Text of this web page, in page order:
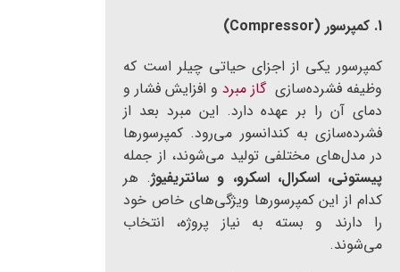
1. کمپرسور (Compressor)
کمپرسور یکی از اجزای حیاتی چیلر است که
وظیفه فشرده‌سازیگاز مبرد و افزایش فشار و
دمای آن را بر عهده دارد. این مبرد بعد از
فشرده‌سازی به کندانسور می‌رود. کمپرسورها
در مدل‌های مختلفی تولید می‌شوند، از جمله
پیستونی، اسکرال، اسکرو، و سانتریفیوژ. هر
کدام از این کمپرسورها ویژگی‌های خاص خود
را دارند و بسته به نیاز پروژه، انتخاب
می‌شوند.